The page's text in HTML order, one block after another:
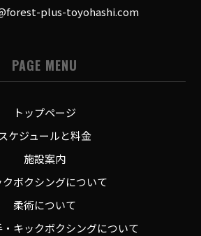
plus-toyohashi.com
PAGE MENU
トップページ
スケジュールと料金
施設案内
クボクシングについて
柔術について
キックボクシングについて